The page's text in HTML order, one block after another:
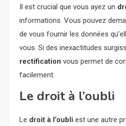
Il est crucial que vous ayez un
informations. Vous pouvez
de vous fournir les données
vous. Si des inexactitudes
rectification vous permet de
facilement.
Le droit à l’oubli
Le droit à l’oubli est une autre